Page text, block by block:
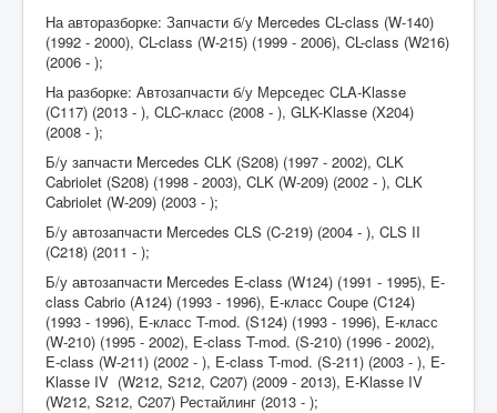
На авторазборке: Запчасти б/у Mercedes CL-class (W-140)
(1992 - 2000), CL-class (W-215) (1999 - 2006), CL-class (W216)
(2006 - );
На разборке: Автозапчасти б/у Мерседес CLA-Klasse
(C117) (2013 - ), CLC-класс (2008 - ), GLK-Klasse (X204)
(2008 - );
Б/у запчасти Mercedes CLK (S208) (1997 - 2002), CLK
Cabriolet (S208) (1998 - 2003), CLK (W-209) (2002 - ), CLK
Cabriolet (W-209) (2003 - );
Б/у автозапчасти Mercedes CLS (C-219) (2004 - ), CLS II
(C218) (2011 - );
Б/у автозапчасти Mercedes E-class (W124) (1991 - 1995), E-
class Cabrio (A124) (1993 - 1996), E-класс Coupe (C124)
(1993 - 1996), E-класс T-mod. (S124) (1993 - 1996), E-класс
(W-210) (1995 - 2002), E-class T-mod. (S-210) (1996 - 2002),
E-class (W-211) (2002 - ), E-class T-mod. (S-211) (2003 - ), E-
Klasse IV (W212, S212, C207) (2009 - 2013), E-Klasse IV
(W212, S212, C207) Рестайлинг (2013 - );